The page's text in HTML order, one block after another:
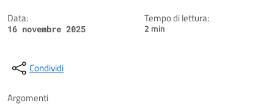
Data:
16 novembre 2025
Tempo di lettura:
2 min
Condividi
Argomenti